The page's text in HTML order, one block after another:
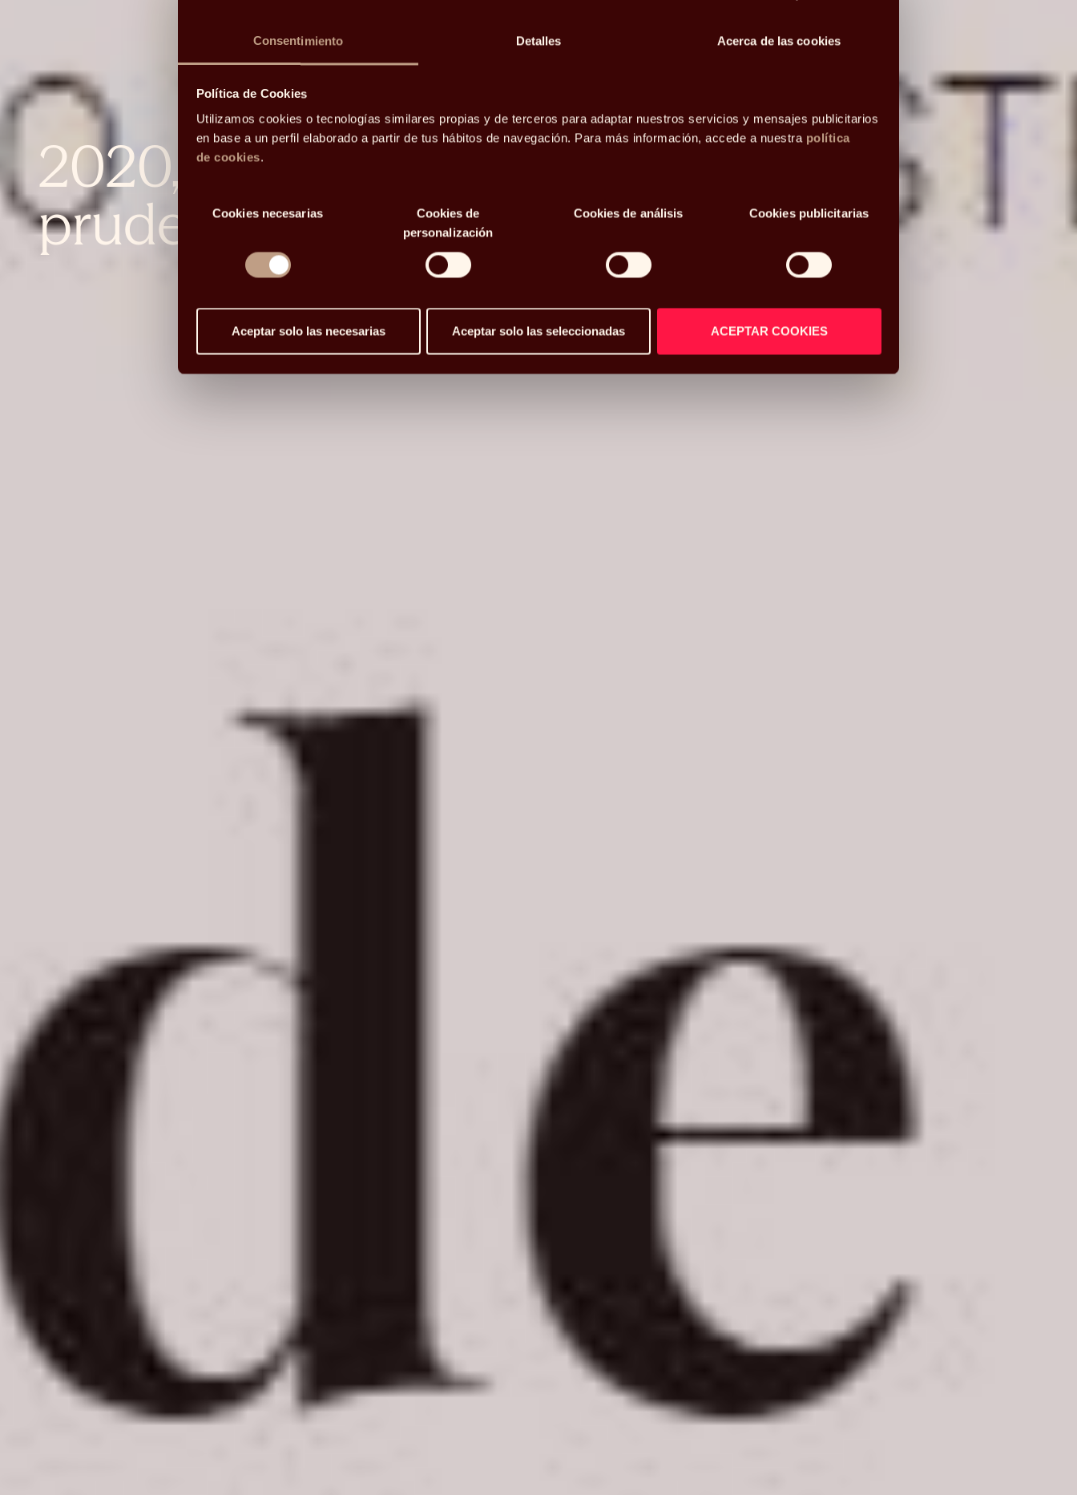
Consentimiento Detalles Acerca de las cookies
Política de Cookies
Utilizamos cookies o tecnologías similares propias y de terceros para adaptar nuestros servicios y mensajes publicitarios
en base a un perfil elaborado a partir de tus hábitos de navegación. Para más información, accede a nuestra política
de cookies.
de
consentimiento
Cookies necesarias
Cookies de
personalización
Cookies de análisis Cookies publicitarias
Aceptar solo las necesarias Aceptar solo las seleccionadas ACEPTAR COOKIES
2020, el año de la
prudencia